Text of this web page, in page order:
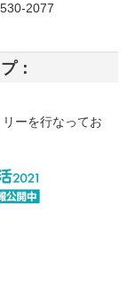
2077
：
ーを行なってお